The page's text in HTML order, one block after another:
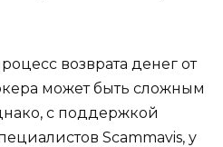
возврата денег от
может быть сложным
с поддержкой
Scammavis, у